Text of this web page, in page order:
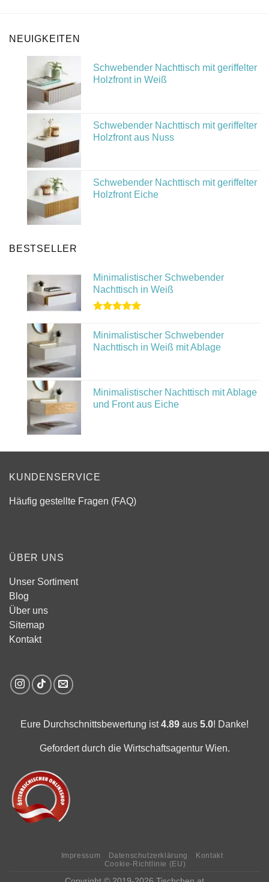
NEUIGKEITEN
Schwebender Nachttisch mit geriffelter
Holzfront in Weiß
Schwebender Nachttisch mit geriffelter
Holzfront aus Nuss
Schwebender Nachttisch mit geriffelter
Holzfront Eiche
BESTSELLER
Minimalistischer Schwebender
Nachttisch in Weiß
mit5.00
von 5
Minimalistischer Schwebender
Nachttisch in Weiß mit Ablage
Minimalistischer Nachttisch mit Ablage
und Front aus Eiche
KUNDENSERVICE
Häufig gestellte Fragen (FAQ)
ÜBER UNS
Unser Sortiment
Blog
Über uns
Sitemap
Kontakt
Eure Durchschnittsbewertung ist4.89 aus 5.0! Danke!
Gefordert durch die Wirtschaftsagentur Wien.
Impressum Datenschutzerklärung
Kontakt
Cookie-Richtlinie (EU)